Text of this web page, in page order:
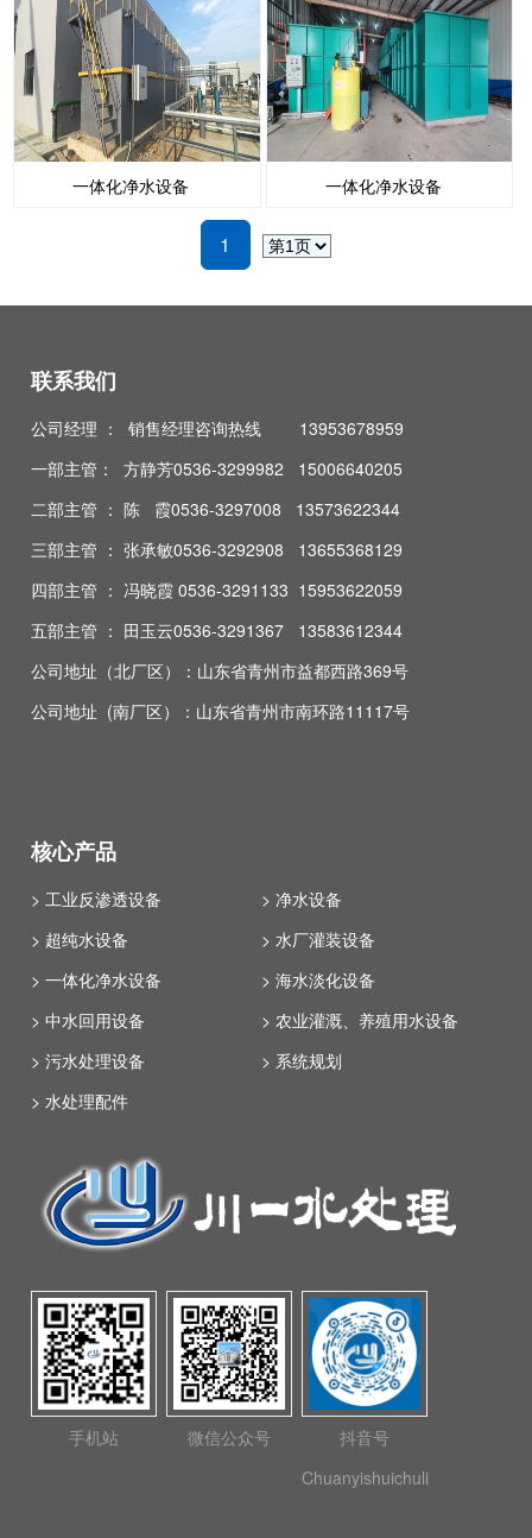
一体化净水设备 一体化净水设备
1
联系我们
公司经理 ： 销售经理咨询热线 13953678959
一部主管： 方静芳0536-3299982 15006640205
二部主管 ： 陈 霞0536-3297008 13573622344
三部主管 ： 张承敏0536-3292908 13655368129
四部主管 ： 冯晓霞 0536-3291133 15953622059
五部主管 ： 田玉云0536-3291367 13583612344
公司地址（北厂区）：山东省青州市益都西路369号
公司地址 (南厂区）：山东省青州市南环路11117号
核心产品
> 工业反渗透设备
> 净水设备
> 超纯水设备
> 水厂灌装设备
> 一体化净水设备
> 海水淡化设备
> 中水回用设备
> 农业灌溉、养殖用水设备
> 污水处理设备
> 系统规划
> 水处理配件
手机站 微信公众号
抖音号
Chuanyishuichuli